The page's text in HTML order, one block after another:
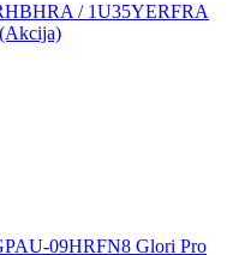
/ 1U35YERFRA
09HRFN8 Glori Pro